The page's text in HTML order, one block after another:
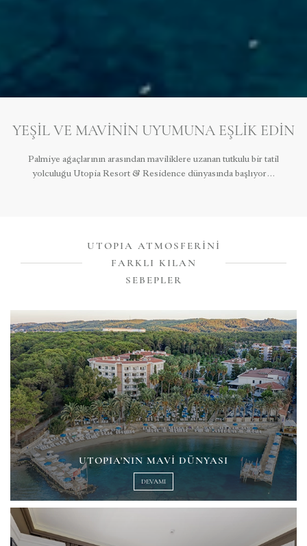
YEŞIL VE MAVININ UYUMUNA EŞLIK EDIN
Palmiye ağaçlarının arasından maviliklere uzanan tutkulu bir tatil
yolculuğu Utopia Resort & Residence dünyasında başlıyor…
UTOPIA ATMOSFERINI
FARKLI KILAN
SEBEPLER
UTOPIA'NIN MAVI DÜNYASI
DEVAMI